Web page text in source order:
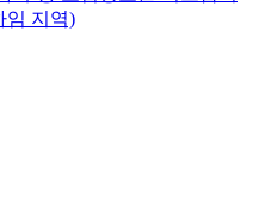
임 지역)